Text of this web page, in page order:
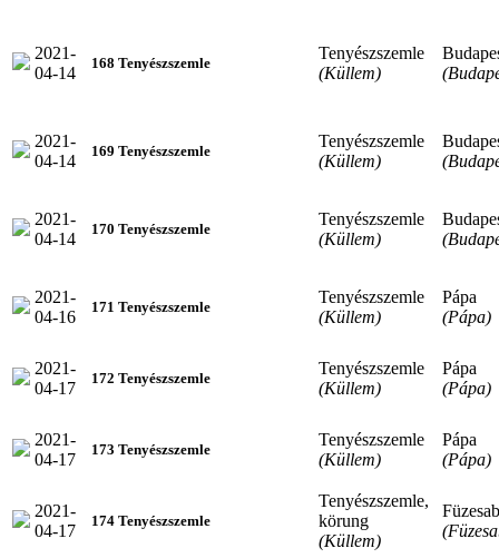
2021-
04-14
168 Tenyészszemle
Tenyészszemle
(Küllem)
2021-
04-14
169 Tenyészszemle
Tenyészszemle
(Küllem)
2021-
04-14
170 Tenyészszemle
Tenyészszemle
(Küllem)
2021-
04-16
171 Tenyészszemle
Tenyészszemle
(Küllem)
Pápa
(Pápa)
2021-
04-17
172 Tenyészszemle
Tenyészszemle
(Küllem)
Pápa
(Pápa)
2021-
04-17
173 Tenyészszemle
Tenyészszemle
(Küllem)
Pápa
(Pápa)
2021-
04-17
174 Tenyészszemle
Tenyészszemle,
körung
(Küllem)